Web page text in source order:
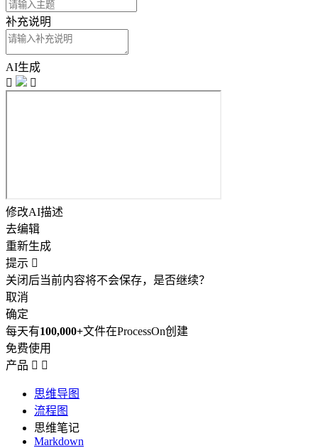
补充说明
AI生成


修改AI描述
去编辑
重新生成
提示 
关闭后当前内容将不会保存，是否继续？
取消
确定
每天有100,000+文件在ProcessOn创建
免费使用
产品  
思维导图
流程图
思维笔记
Markdown